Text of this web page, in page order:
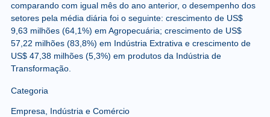
comparando com igual mês do ano anterior, o desempenho dos
setores pela média diária foi o seguinte: crescimento de US$
9,63 milhões (64,1%) em Agropecuária; crescimento de US$
57,22 milhões (83,8%) em Indústria Extrativa e crescimento de
US$ 47,38 milhões (5,3%) em produtos da Indústria de
Transformação.
Categoria
Empresa, Indústria e Comércio